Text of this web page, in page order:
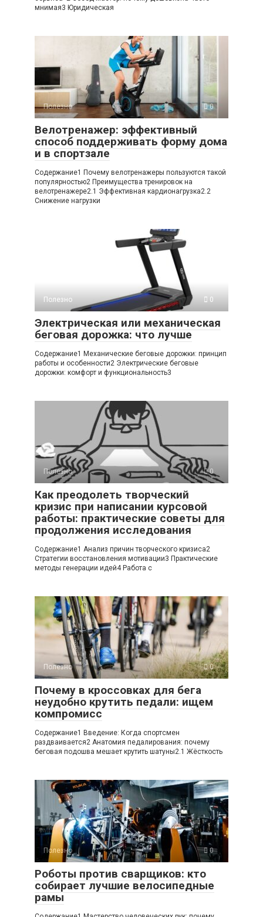
мнимая3 Юридическая
Полезно 0
Велотренажер: эффективный
способ поддерживать форму дома
и в спортзале
Содержание1 Почему велотренажеры пользуются такой
популярностью2 Преимущества тренировок на
велотренажере2.1 Эффективная кардионагрузка2.2
Снижение нагрузки
Полезно 0
Электрическая или механическая
беговая дорожка: что лучше
Содержание1 Механические беговые дорожки: принцип
работы и особенности2 Электрические беговые
дорожки: комфорт и функциональность3
Полезно 0
Как преодолеть творческий
кризис при написании курсовой
работы: практические советы для
продолжения исследования
Содержание1 Анализ причин творческого кризиса2
Стратегии восстановления мотивации3 Практические
методы генерации идей4 Работа с
Полезно 0
Почему в кроссовках для бега
неудобно крутить педали: ищем
компромисс
Содержание1 Введение: Когда спортсмен
раздваивается2 Анатомия педалирования: почему
беговая подошва мешает крутить шатуны2.1 Жёсткость
Полезно 0
Роботы против сварщиков: кто
собирает лучшие велосипедные
рамы